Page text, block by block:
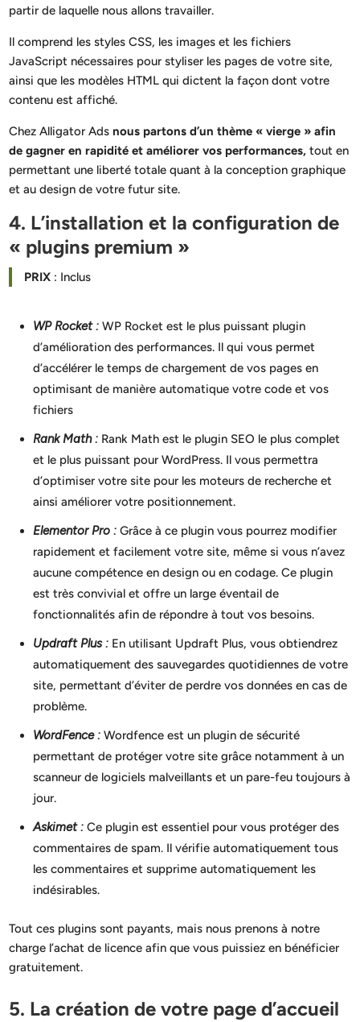
partir de laquelle nous allons travailler.
Il comprend les styles CSS, les images et les fichiers
JavaScript nécessaires pour styliser les pages de votre site,
ainsi que les modèles HTML qui dictent la façon dont votre
contenu est affiché.
Chez Alligator Adsnous partons d’un thème « vierge » afin
de gagner en rapidité et améliorer vos performances, tout en
permettant une liberté totale quant à la conception graphique
et au design de votre futur site.
4. L’installation et la configuration de
« plugins premium »
PRIX: Inclus
WP Rocket : WP Rocket est le plus puissant plugin
d’amélioration des performances. Il qui vous permet
d’accélérer le temps de chargement de vos pages en
optimisant de manière automatique votre code et vos
fichiers
Rank Math : Rank Math est le plugin SEO le plus complet
et le plus puissant pour WordPress. Il vous permettra
d’optimiser votre site pour les moteurs de recherche et
ainsi améliorer votre positionnement.
Elementor Pro : Grâce à ce plugin vous pourrez modifier
rapidement et facilement votre site, même si vous n’avez
aucune compétence en design ou en codage. Ce plugin
est très convivial et offre un large éventail de
fonctionnalités afin de répondre à tout vos besoins.
Updraft Plus : En utilisant Updraft Plus, vous obtiendrez
automatiquement des sauvegardes quotidiennes de votre
site, permettant d’éviter de perdre vos données en cas de
problème.
WordFence : Wordfence est un plugin de sécurité
permettant de protéger votre site grâce notamment à un
scanneur de logiciels malveillants et un pare-feu toujours à
jour.
Askimet : Ce plugin est essentiel pour vous protéger des
commentaires de spam. Il vérifie automatiquement tous
les commentaires et supprime automatiquement les
indésirables.
Tout ces plugins sont payants, mais nous prenons à notre
charge l’achat de licence afin que vous puissiez en bénéficier
gratuitement.
5. La création de votre page d’accueil